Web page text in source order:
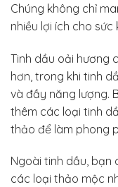
Chúng không chỉ
nhiều lợi ích cho sức
Tinh dầu oải hương
hơn, trong khi tinh
và đầy năng lượng.
thêm các loại tinh
thảo để làm phong
Ngoài tinh dầu, bạn
các loại thảo mộc